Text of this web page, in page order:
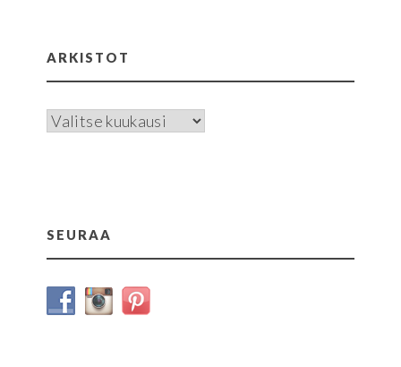
ARKISTOT
Arkistot
SEURAA